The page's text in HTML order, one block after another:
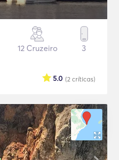
12 Cruzeiro 3
(2 críticas)
5.0